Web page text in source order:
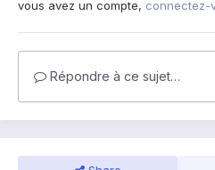
vous avez un compte, connectez-
Répondre à ce sujet…